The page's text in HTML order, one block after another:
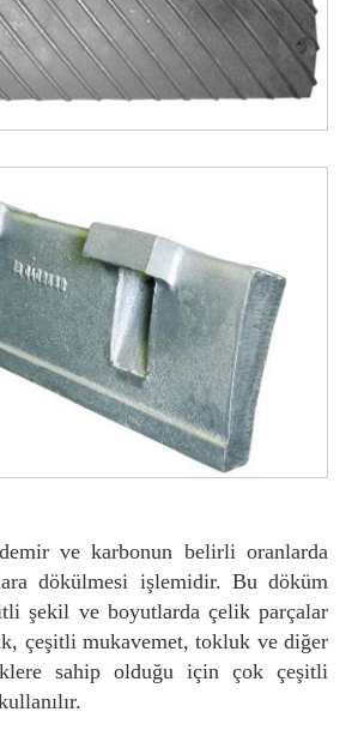
ve karbonun belirli oranlarda
dökülmesi işlemidir. Bu döküm
şekil ve boyutlarda çelik parçalar
çeşitli mukavemet, tokluk ve diğer
sahip olduğu için çok çeşitli